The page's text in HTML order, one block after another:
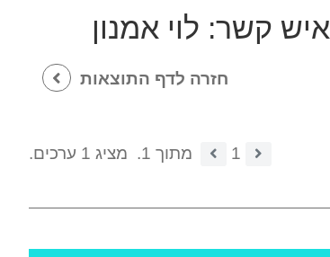
איש קשר: לוי אמנון
חזרה לדף התוצאות
1 מתוך 1.
מציג 1 ערכים.